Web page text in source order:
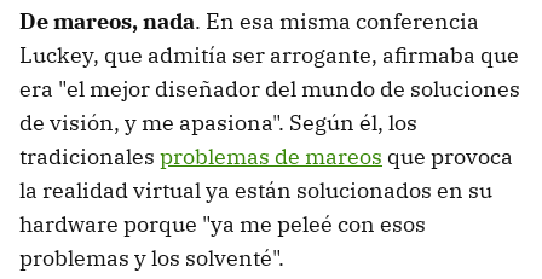
De mareos, nada. En esa misma conferencia
Luckey, que admitía ser arrogante, afirmaba que
era "el mejor diseñador del mundo de soluciones
de visión, y me apasiona". Según él, los
tradicionales problemas de mareos que provoca
la realidad virtual ya están solucionados en su
hardware porque "ya me peleé con esos
problemas y los solventé".